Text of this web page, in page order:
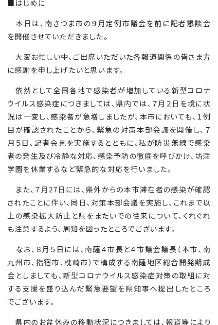
■はじめに
本日は、南さつま市の９月定例市議会を前に記者懇談会
を開催させていただきました。
大変お忙しい中、ご出席いただいた各報道関係の皆さま方
に感謝を申し上げたいと思います。
依然として全国各地で感染者が増加している新型コロナ
ウイルス感染症につきましては、県内では、７月２日を境に状
況は一変し、感染者が急増しましたが、本市においても、１例
目が確認されたことから、緊急の対策本部会議を開催し、７
月５日、記者会見を実施するとともに、私が防災無線で感染
者の発生及び冷静な対応、感染予防の徹底を呼びかけ、坊津
学園を休業するなど緊急的な対応を行いました。
また、７月27日には、県外からの本市滞在者の感染が確認
されたことに伴い、同日、対策本部会議を実施し、これまで以
上の感染拡大防止と県をまたいでの往来について、くれぐれ
も注意するよう、周知を図ったところでございます。
なお、８月５日には、南薩４市長と４市議会議長（本市、南
九州市、指宿市、枕崎市）で構成する南薩地区総合開発期成
会としましても、新型コロナウイルス感染症対策の取組に対
する支援を盛り込んだ緊急要望を県知事へ提出したところ
でございます。
県内のお盆休みの移動状況につきましては、報道等により